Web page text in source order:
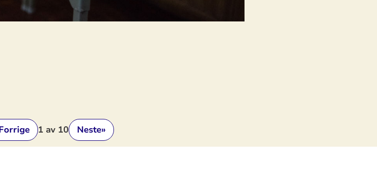
1 av 10 Neste»